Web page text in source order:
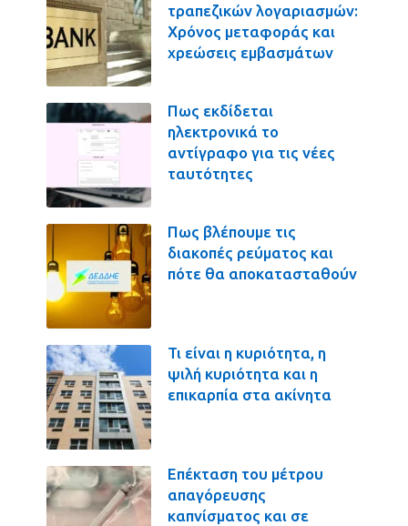
τραπεζικών λογαριασμών:
Χρόνος μεταφοράς και
χρεώσεις εμβασμάτων
Πως εκδίδεται
ηλεκτρονικά το
αντίγραφο για τις νέες
ταυτότητες
Πως βλέπουμε τις
διακοπές ρεύματος και
πότε θα αποκατασταθούν
Τι είναι η κυριότητα, η
ψιλή κυριότητα και η
επικαρπία στα ακίνητα
Επέκταση του μέτρου
απαγόρευσης
καπνίσματος και σε